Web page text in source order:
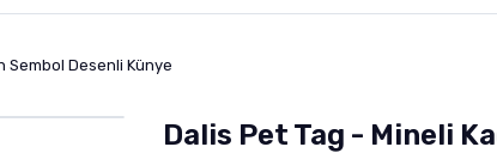
Sembol Desenli Künye
Dalis Pet Tag - Mineli